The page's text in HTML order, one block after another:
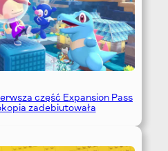
część Expansion Pass
zadebiutowała